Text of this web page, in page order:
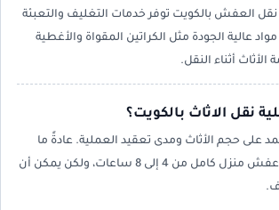
العفش بالكويت توفر خدمات التغليف والتعبئة
عالية الجودة مثل الكراتين المقواة والأغطية
أثناء النقل.
على حجم الأثاث ومدى تعقيد العملية. عادةً ما
تستغرق عملية نقل عفش منزل كامل من 4 إلى 8 ساعات، ولكن يمكن أن